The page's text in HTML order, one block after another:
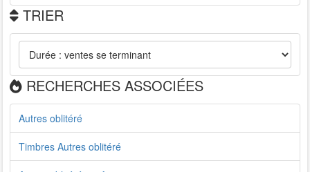
TRIER
RECHERCHES ASSOCIÉES
Autres oblitéré
Timbres Autres oblitéré